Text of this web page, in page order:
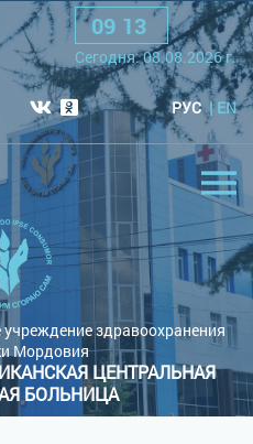
Черная схема
09 13
Cегодня:08.08.2026г.
РУС EN
здравоохранения
Мордовия
ЦЕНТРАЛЬНАЯ
БОЛЬНИЦА